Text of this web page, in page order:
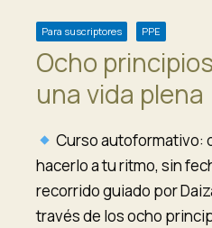
Para suscriptores PPE
Ocho
una vida plena
Curso autoformativo:
hacerlo a tu ritmo, sin
recorrido guiado por
través de los ocho